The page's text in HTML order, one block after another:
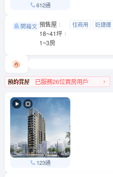
612通
吉祥．如藝信義區 基隆路一段89號
預售屋
18~41坪
1~3房
住商用 近捷運
已服務26位買房用戶
123通